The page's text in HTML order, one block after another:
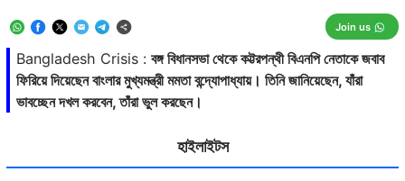
Bangladesh Crisis : বঙ্গ বিধানসভা থেকে কট্টরপন্থী বিএনপি নেতাকে জবাব
ফিরিয়ে দিয়েছেন বাংলার মুখ্যমন্ত্রী মমতা বন্দ্যোপাধ্যায়। তিনি জানিয়েছেন, যাঁরা
ভাবচ্ছেন দখল করবেন, তাঁরা ভুল করছেন।
Join us
হাইলাইটস